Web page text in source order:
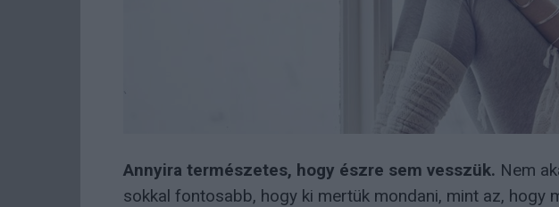
Annyira természetes, hogy észre sem vesszük. Nem
sokkal fontosabb, hogy ki mertük mondani, mint az, hogy